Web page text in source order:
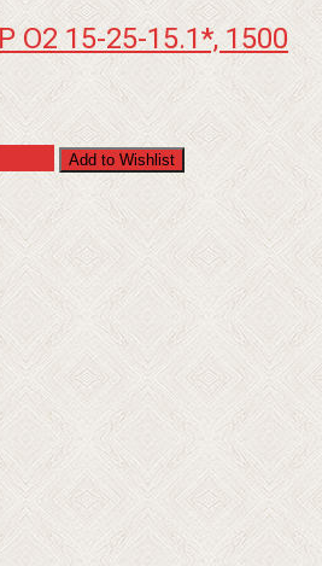
O2 15-25-15.1*, 1500
Add to Wishlist